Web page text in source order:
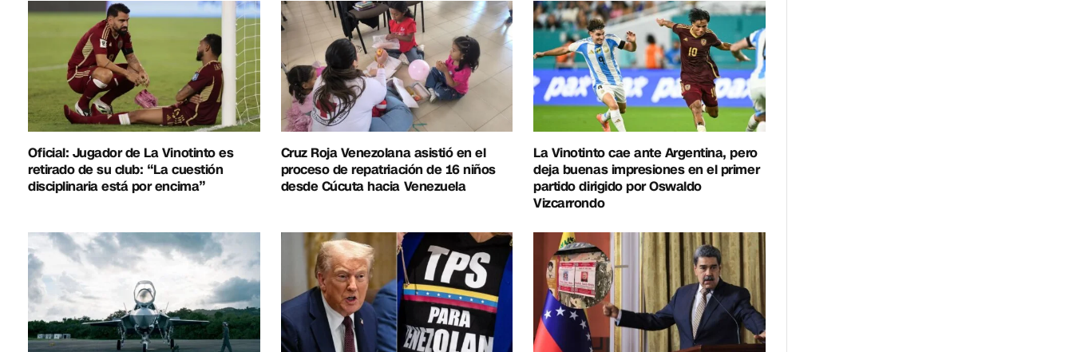
Oficial: Jugador de La Vinotinto es
retirado de su club: “La cuestión
disciplinaria está por encima”
Cruz Roja Venezolana asistió en el
proceso de repatriación de 16 niños
desde Cúcuta hacia Venezuela
La Vinotinto cae ante Argentina, pero
deja buenas impresiones en el primer
partido dirigido por Oswaldo
Vizcarrondo